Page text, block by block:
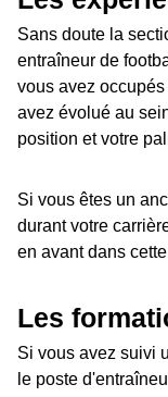
Sans doute la
entraîneur de
vous avez
avez évolué au
position et votre
Si vous êtes un
durant votre
en avant dans
Les
Si vous avez suivi
le poste